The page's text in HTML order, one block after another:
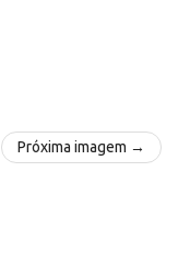
Próxima imagem →